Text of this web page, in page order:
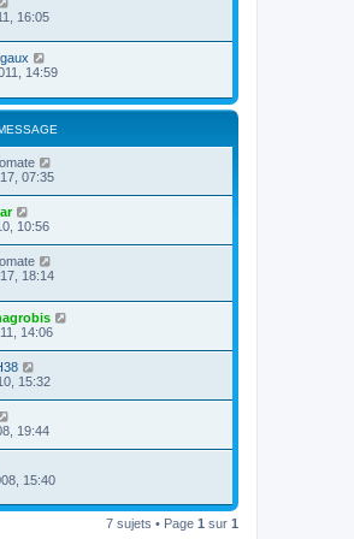
16:05
14:59
07:35
10:56
18:14
14:06
15:32
19:44
15:40
7 sujets • Page 1 sur 1